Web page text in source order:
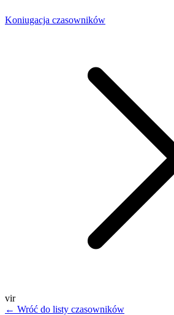
Koniugacja czasowników
vir
← Wróć do listy czasowników